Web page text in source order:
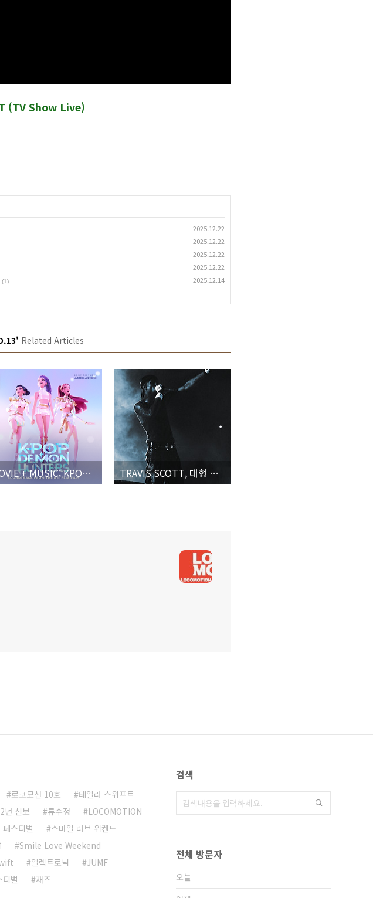
(TV Show Live)
2025.12.22
2025.12.22
2025.12.22
2025.12.22
(1) 2025.12.14
Related Articles
MOVIE + MUSIC: KPOP DEMON HUNTERS TRAVIS SCOTT, 대형 스타디움을 가득 채운 탑 클래스 힙합 스타의 열정적 무대
로코모션 10호
테일러 스위프트
년 신보 류수정
LOCOMOTION
스티벌
스마일 러브 위켄드
Smile Love Weekend
일렉트로닉
JUMF
벌 재즈
검색
전체 방문자
오늘